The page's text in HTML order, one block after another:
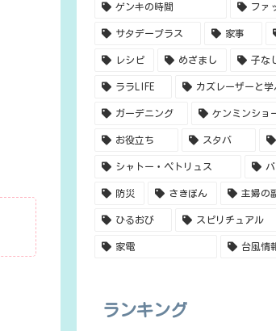
ゲンキの時間 ファ
サタデープラス 家事
レシピ めざまし 子な
ララLIFE カズレーザーと学
ガーデニング ケンミンショ
お役立ち スタバ
シャトー・ペトリュス
防災 さきぽん 主婦の
ひるおび スピリチュアル
家電 台風情
ランキング